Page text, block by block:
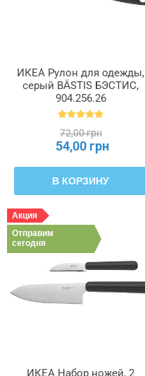
ИКЕА Рулон для одежды,
серый BÄSTIS БЭСТИС,
904.256.26
72,00 грн
54,00 грн
В КОРЗИНУ
Акция
Отправим
сегодня